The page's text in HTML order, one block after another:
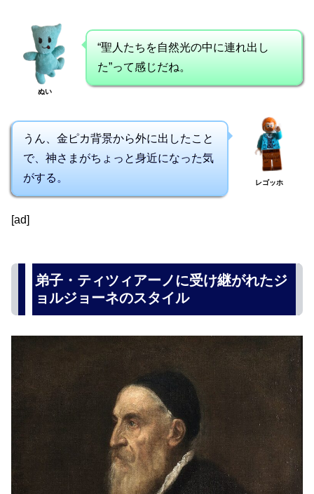
ぬい
“聖人たちを自然光の中に連れ出し
た”って感じだね。
うん、金ピカ背景から外に出したこと
で、神さまがちょっと身近になった気
がする。
レゴッホ
[ad]
弟子・ティツィアーノに受け継がれたジ
ョルジョーネのスタイル